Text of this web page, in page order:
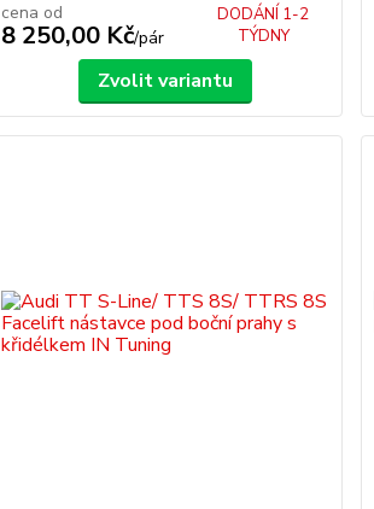
cena od
8 250,00 Kč/pár
DODÁNÍ 1-2
TÝDNY
Zvolit variantu